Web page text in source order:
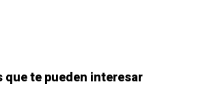
te pueden interesar